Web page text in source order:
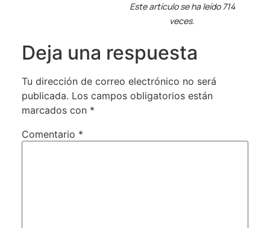
Este artículo se ha leído 714
veces.
Deja una respuesta
Tu dirección de correo electrónico no será
publicada. Los campos obligatorios están
marcados con *
Comentario *